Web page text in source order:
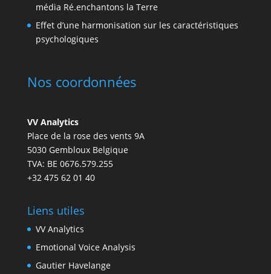
média Ré.enchantons la Terre
Effet d’une harmonisation sur les caractéristiques
psychologiques
Nos coordonnées
VV Analytics
Place de la rose des vents 9A
5030 Gembloux Belgique
TVA: BE 0676.579.255
+32 475 62 01 40
Liens utiles
VV Analytics
Emotional Voice Analysis
Gautier Havelange